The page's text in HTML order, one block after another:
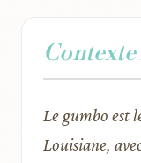
Le gumbo est
Louisiane,